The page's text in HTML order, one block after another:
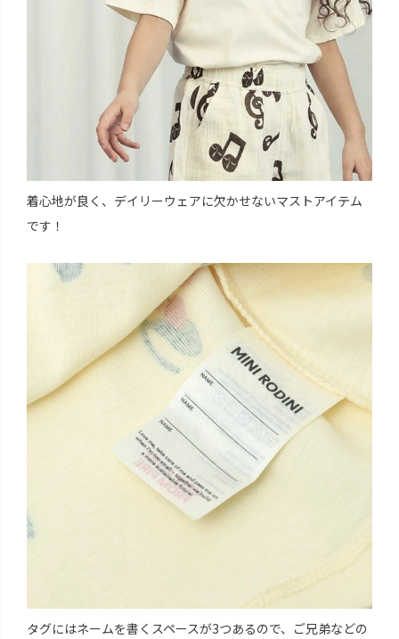
着心地が良く、デイリーウェアに欠かせないマストアイテム
です！
タグにはネームを書くスペースが3つあるので、ご兄弟などの